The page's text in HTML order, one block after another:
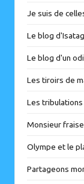
Je suis de
Le blog
Le blog d'un
Les tiroirs de
Les tribulations
Monsieur
Olympe et le
Partageons